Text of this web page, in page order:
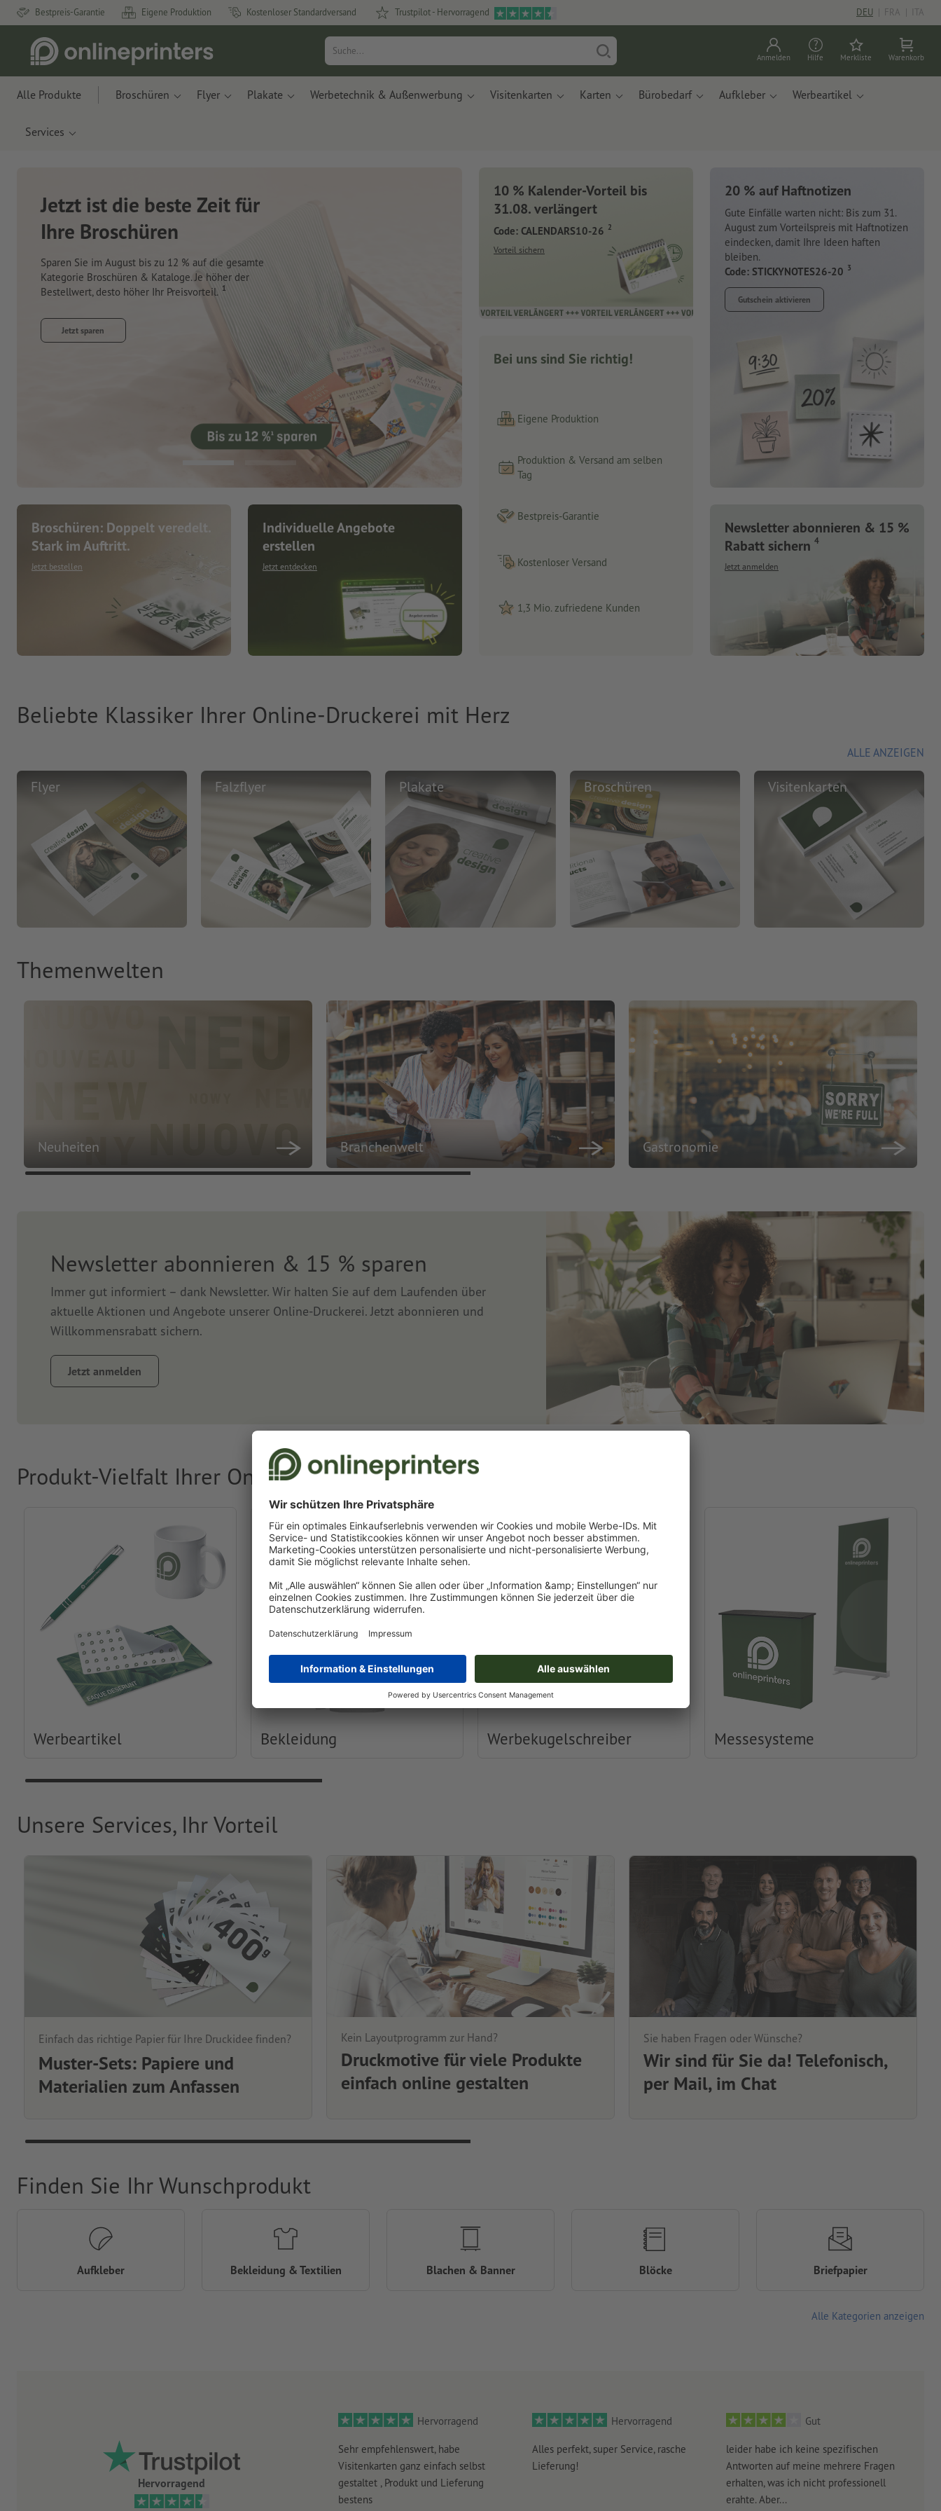
Bestpreis-Garantie Eigene Produktion Kostenloser Standardversand Trustpilot - Hervorragend DEU | FRA | ITA
Anmelden Hilfe Merkliste Warenkorb
Alle Produkte Broschüren Flyer Plakate Werbetechnik & Außenwerbung Visitenkarten Karten Bürobedarf Aufkleber Werbeartikel
Services
Neue Notizbücher &
Planer für Ihren
Schreibtisch
Mit innovativen Materialien aus Apfelresten und
Jetzt entdecken
Broschüren: Doppelt veredelt.
Stark im Auftritt.
Jetzt bestellen
Individuelle Angebote
erstellen
Jetzt entdecken
10 % Kalender-Vorteil bis
31.08. verlängert
Code: CALENDARS10-26 2
Vorteil sichern
Bei uns sind Sie richtig!
Eigene Produktion
Produktion & Versand am selben
Tag
Bestpreis-Garantie
Kostenloser Versand
1,3 Mio. zufriedene Kunden
20 % auf Haftnotizen
Gute Einfälle warten nicht: Bis zum 31.
August zum Vorteilspreis mit Haftnotizen
eindecken, damit Ihre Ideen haften
bleiben.
Code: STICKYNOTES26-20 3
Gutschein aktivieren
Newsletter abonnieren & 15 %
Rabatt sichern 4
Jetzt anmelden
Beliebte Klassiker Ihrer Online-Druckerei mit Herz
ALLE ANZEIGEN
Flyer Falzflyer Plakate Broschüren Visitenkarten
Themenwelten
Neuheiten Branchenwelt Gastronomie
Newsletter abonnieren & 15 % sparen
Immer gut informiert – dank Newsletter. Wir halten Sie auf dem Laufenden über
aktuelle Aktionen und Angebote unserer Online-Druckerei. Jetzt abonnieren und
Willkommensrabatt sichern.
Jetzt anmelden
Produkt-Vielfalt Ihrer Online-Druckerei
Werbeartikel Bekleidung Werbekugelschreiber Messesysteme
Unsere Services, Ihr Vorteil
Einfach das richtige Papier für Ihre Druckidee finden?
Muster-Sets: Papiere und
Materialien zum Anfassen
Kein Layoutprogramm zur Hand?
Druckmotive für viele Produkte
einfach online gestalten
Sie haben Fragen oder Wünsche?
Wir sind für Sie da! Telefonisch,
per Mail, im Chat
Hervorragend
Hervorragend
Sehr empfehlenswert, habe
Visitenkarten ganz einfach selbst
gestaltet , Produkt und Lieferung
bestens
Hervorragend
Alles perfekt, super Service, rasche
Lieferung!
Gut
leider habe ich keine spezifischen
Antworten auf meine mehrere Fragen
erhalten, was ich nicht professionell
erahte. Aber...
Finden Sie Ihr Wunschprodukt
Aufkleber Bekleidung & Textilien Blachen & Banner Blöcke Briefpapier
Alle Kategorien anzeigen